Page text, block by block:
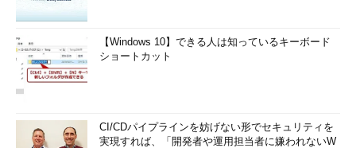
バックアップ保有期間
読み取り可能レプリカ
なし
あり
利用可能な
機能
列ストアインデ
ックス
利用可能
表5Managed Instanceの仮想コアのサービスレベルとリソース制限
【Windows 10】できる人は知っているキーボード
ショートカット
CI/CDパイプラインを妨げない形でセキュリティを
実現すれば、「開発者や運用担当者に嫌われないW